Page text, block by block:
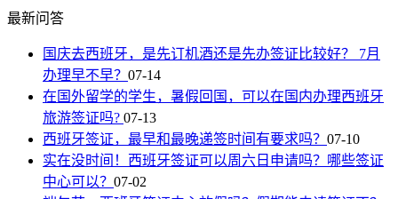
最新问答
国庆去西班牙，是先订机酒还是先办签证比较好？ 7月
办理早不早？ 07-14
在国外留学的学生，暑假回国，可以在国内办理西班牙
旅游签证吗? 07-13
西班牙签证，最早和最晚递签时间有要求吗？ 07-10
实在没时间！西班牙签证可以周六日申请吗？哪些签证
中心可以？ 07-02